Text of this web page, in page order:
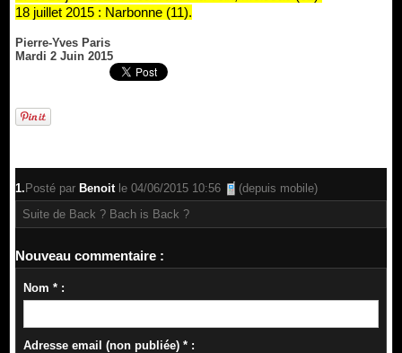
18 juillet 2015 : Narbonne (11).
Pierre-Yves Paris
Mardi 2 Juin 2015
1. Posté par Benoit le 04/06/2015 10:56
(depuis mobile)
Suite de Back ? Bach is Back ?
Nouveau commentaire :
Nom * :
Adresse email (non publiée) * :